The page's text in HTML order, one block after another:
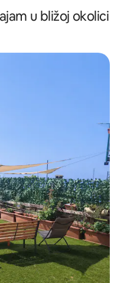
u bližoj okolici
„Odabrali gosti”